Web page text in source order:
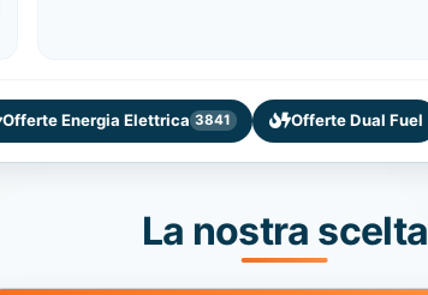
Offerte Energia Elettrica 3841 Offerte Dual Fuel
La nostra scelta